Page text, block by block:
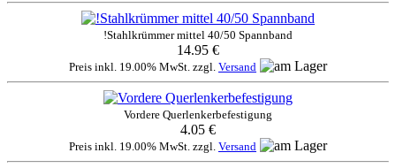
!Stahlkrümmer mittel 40/50 Spannband
14.95 €
Preis inkl. 19.00% MwSt. zzgl. Versand
Vordere Querlenkerbefestigung
4.05 €
Preis inkl. 19.00% MwSt. zzgl. Versand